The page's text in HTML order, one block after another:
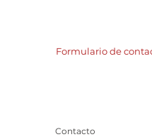
Formulario de
Contacto